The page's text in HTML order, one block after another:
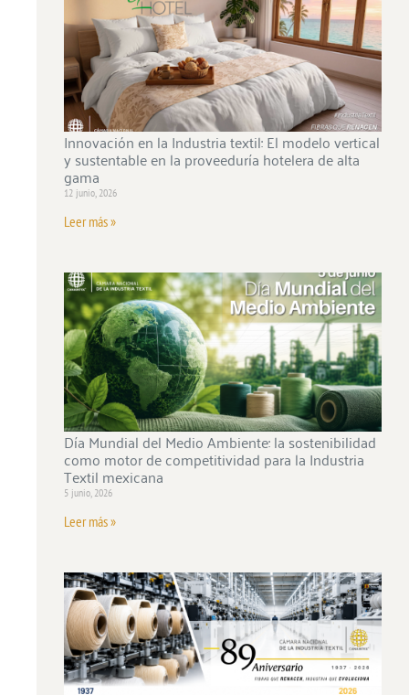
Innovación en la Industria textil: El modelo vertical
y sustentable en la proveeduría hotelera de alta
gama
12 junio, 2026
Leer más »
Día Mundial del Medio Ambiente: la sostenibilidad
como motor de competitividad para la Industria
Textil mexicana
5 junio, 2026
Leer más »